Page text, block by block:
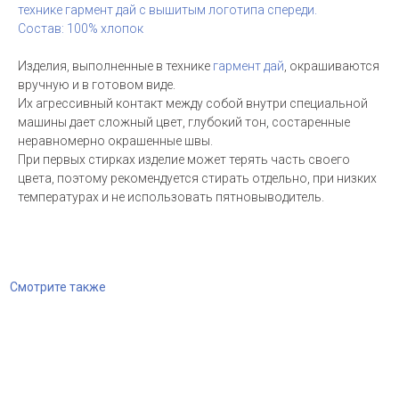
технике гармент дай с вышитым логотипа спереди.
Состав: 100% хлопок
Изделия, выполненные в технике гармент дай, окрашиваются
вручную и в готовом виде.
Их агрессивный контакт между собой внутри специальной
машины дает сложный цвет, глубокий тон, состаренные
неравномерно окрашенные швы.
При первых стирках изделие может терять часть своего
цвета, поэтому рекомендуется стирать отдельно, при низких
температурах и не использовать пятновыводитель.
Смотрите также